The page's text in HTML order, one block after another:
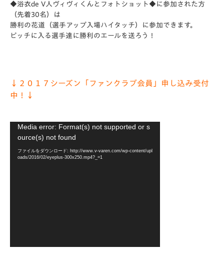
◆浴衣de V人ヴィヴィくんとフォトショット◆に参加された方
（先着30名）は
勝利の花道（選手アップ入場ハイタッチ）に参加できます。
ピッチに入る選手達に勝利のエールを送ろう！
↓２０１７シーズン「ファンクラブ会員」申し込み受付
中！↓
Media error: Format(s) not supported or s
ource(s) not found
ファイルをダウンロード: http://www.v-varen.com/wp-content/upl
oads/2016/02/eyeplus-300x250.mp4?_=1